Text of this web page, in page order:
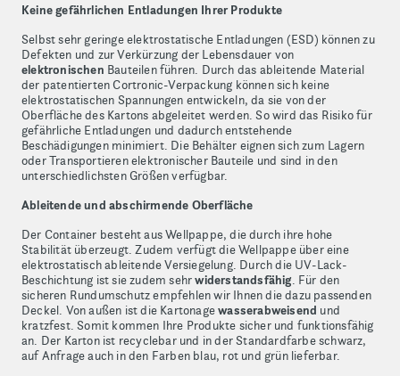
Keine gefährlichen Entladungen Ihrer Produkte
Selbst sehr geringe elektrostatische Entladungen (ESD) können zu
Defekten und zur Verkürzung der Lebensdauer von
elektronischen Bauteilen führen. Durch das ableitende Material
der patentierten Cortronic-Verpackung können sich keine
elektrostatischen Spannungen entwickeln, da sie von der
Oberfläche des Kartons abgeleitet werden. So wird das Risiko für
gefährliche Entladungen und dadurch entstehende
Beschädigungen minimiert. Die Behälter eignen sich zum Lagern
oder Transportieren elektronischer Bauteile und sind in den
unterschiedlichsten Größen verfügbar.
Ableitende und abschirmende Oberfläche
Der Container besteht aus Wellpappe, die durch ihre hohe
Stabilität überzeugt. Zudem verfügt die Wellpappe über eine
elektrostatisch ableitende Versiegelung. Durch die UV-Lack-
Beschichtung ist sie zudem sehrwiderstandsfähig. Für den
sicheren Rundumschutz empfehlen wir Ihnen die dazu passenden
Deckel. Von außen ist die Kartonagewasserabweisend und
kratzfest. Somit kommen Ihre Produkte sicher und funktionsfähig
an. Der Karton ist recyclebar und in der Standardfarbe schwarz,
auf Anfrage auch in den Farben blau, rot und grün lieferbar.